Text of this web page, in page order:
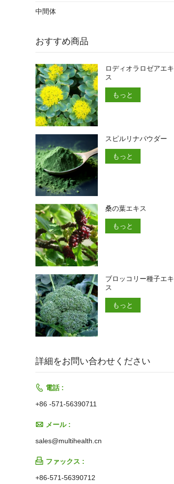
中間体
おすすめ商品
ロディオラロゼアエキ
ス
もっと
スピルリナパウダー
もっと
桑の葉エキス
もっと
ブロッコリー種子エキ
ス
もっと
詳細をお問い合わせください
 電話 :
+86 -571-56390711
 メール :
sales@multihealth.cn
 ファックス :
+86-571-56390712